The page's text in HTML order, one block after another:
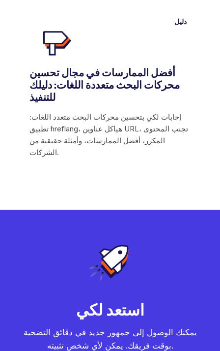
دليل
أفضل الممارسات في مجال تحسين
محركات البحث متعددة اللغات: دليلك
للتنفيذ
إجابات لكي بتحسين محركات البحث متعدد اللغات:
تطبيق hreflang، هياكل عناوين URL، تجنب المحتوى
المكرر، أفضل الممارسات، وأمثلة حقيقية من
الشركات.
استعد لكي
يمكنك الوصول إلى جمهور جديد في دقائق التضحية
بوقت فريقك. يمكن لأي شخص تثبيته.